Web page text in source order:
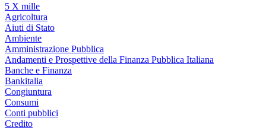
5 X mille
Agricoltura
Aiuti di Stato
Ambiente
Amministrazione Pubblica
Andamenti e Prospettive della Finanza Pubblica Italiana
Banche e Finanza
Bankitalia
Congiuntura
Consumi
Conti pubblici
Credito